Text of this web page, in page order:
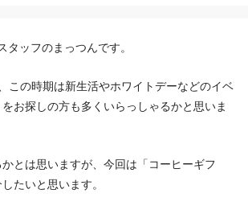
タッフのまっつんです。
この時期は新生活やホワイトデーなどのイベ
お探しの方も多くいらっしゃるかと思いま
とは思いますが、今回は「コーヒーギフ
たいと思います。